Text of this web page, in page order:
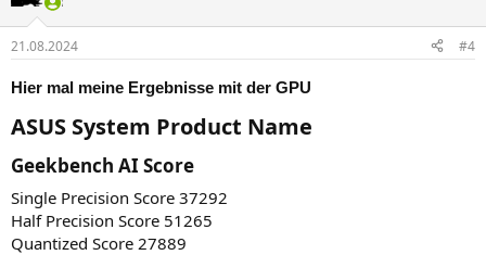
Face Detection (HP)
100%
14545
Depth Estimation (SP)
100%
Depth Estimation (HP)
Depth Estimation (Q)
21.08.2024 #4
Hier mal meine Ergebnisse mit der GPU
ASUS System Product Name​
Geekbench AI Score​
Single Precision Score 37292
Half Precision Score 51265
Quantized Score 27889